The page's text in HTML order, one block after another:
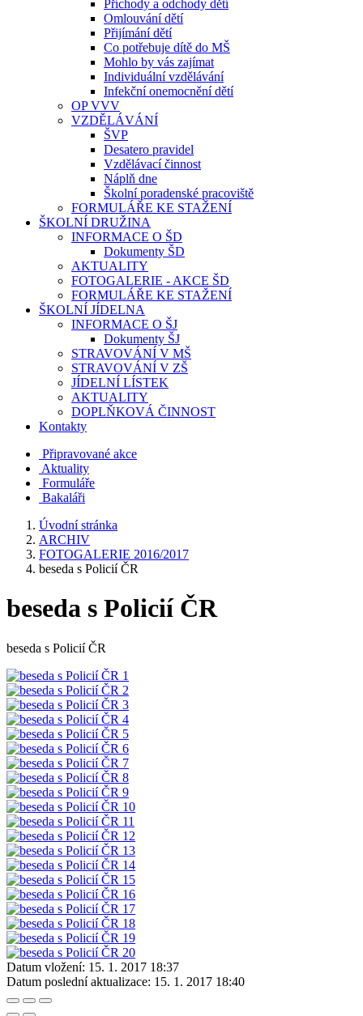
Příchody a odchody dětí
Omlouvání dětí
Přijímání dětí
Co potřebuje dítě do MŠ
Mohlo by vás zajímat
Individuální vzdělávání
Infekční onemocnění dětí
OP VVV
VZDĚLÁVÁNÍ
ŠVP
Desatero pravidel
Vzdělávací činnost
Náplň dne
Školní poradenské pracoviště
FORMULÁŘE KE STAŽENÍ
ŠKOLNÍ DRUŽINA
INFORMACE O ŠD
Dokumenty ŠD
AKTUALITY
FOTOGALERIE - AKCE ŠD
FORMULÁŘE KE STAŽENÍ
ŠKOLNÍ JÍDELNA
INFORMACE O ŠJ
Dokumenty ŠJ
STRAVOVÁNÍ V MŠ
STRAVOVÁNÍ V ZŠ
JÍDELNÍ LÍSTEK
AKTUALITY
DOPLŇKOVÁ ČINNOST
Kontakty
Připravované akce
Aktuality
Formuláře
Bakaláři
Úvodní stránka
ARCHIV
FOTOGALERIE 2016/2017
beseda s Policií ČR
beseda s Policií ČR
beseda s Policií ČR
Datum vložení: 15. 1. 2017 18:37
Datum poslední aktualizace: 15. 1. 2017 18:40